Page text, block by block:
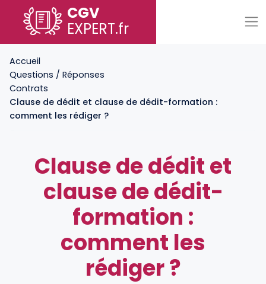
CGV
EXPERT.fr
Accueil
Questions / Réponses
Contrats
Clause de dédit et clause de dédit-formation :
comment les rédiger ?
Clause de dédit et
clause de dédit-
formation :
comment les
rédiger ?